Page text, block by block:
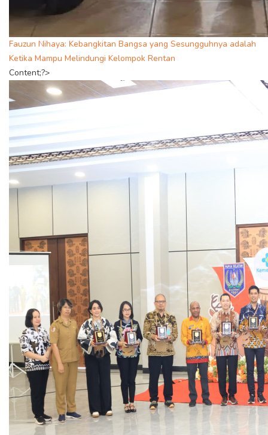
Fauzun Nihaya: Kebangkitan Bangsa yang Sesungguhnya adalah
Ketika Mampu Melindungi Kelompok Rentan
Content;?>